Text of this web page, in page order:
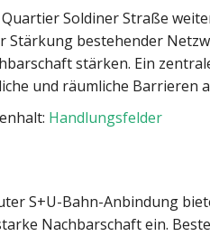
Soldiner Straße
bestehender
stärken. Ein
und räumliche Barrieren
Handlungsfelder
S+U-Bahn-Anbindung
Nachbarschaft ein.